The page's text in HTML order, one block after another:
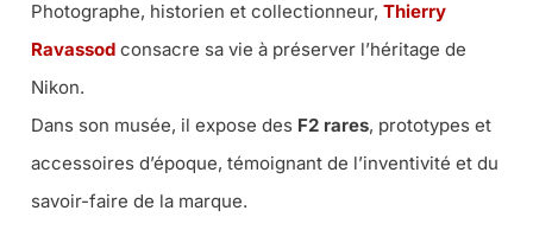
Photographe, historien et collectionneur, Thierry
Ravassod consacre sa vie à préserver l’héritage de
Nikon.
Dans son musée, il expose des F2 rares, prototypes et
accessoires d’époque, témoignant de l’inventivité et du
savoir-faire de la marque.